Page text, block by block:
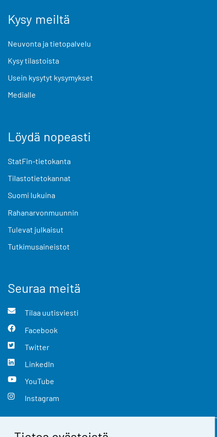
Kysy meiltä
Neuvonta ja tietopalvelu
Kysy tilastoista
Usein kysytyt kysymykset
Medialle
Löydä nopeasti
StatFin-tietokanta
Tilastotietokannat
Suomi lukuina
Rahanarvonmuunnin
Tulevat julkaisut
Tutkimusaineistot
Seuraa meitä
Tilaa uutisviesti
Facebook
Twitter
LinkedIn
YouTube
Instagram